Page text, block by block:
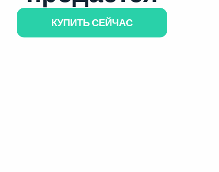
КУПИТЬ СЕЙЧАС